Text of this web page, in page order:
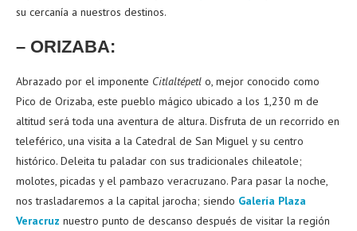
su cercanía a nuestros destinos.
– ORIZABA:
Abrazado por el imponente Citlaltépetl o, mejor conocido como
Pico de Orizaba, este pueblo mágico ubicado a los 1,230 m de
altitud será toda una aventura de altura. Disfruta de un recorrido en
teleférico, una visita a la Catedral de San Miguel y su centro
histórico. Deleita tu paladar con sus tradicionales chileatole;
molotes, picadas y el pambazo veracruzano. Para pasar la noche,
nos trasladaremos a la capital jarocha; siendo Galería Plaza
Veracruz nuestro punto de descanso después de visitar la región